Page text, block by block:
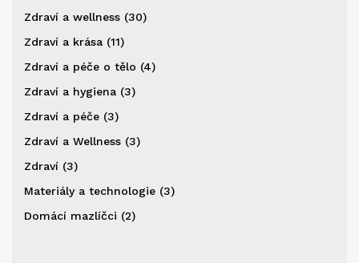
Zdraví a wellness (30)
Zdraví a krása (11)
Zdraví a péče o tělo (4)
Zdraví a hygiena (3)
Zdraví a péče (3)
Zdraví a Wellness (3)
Zdraví (3)
Materiály a technologie (3)
Domácí mazlíčci (2)